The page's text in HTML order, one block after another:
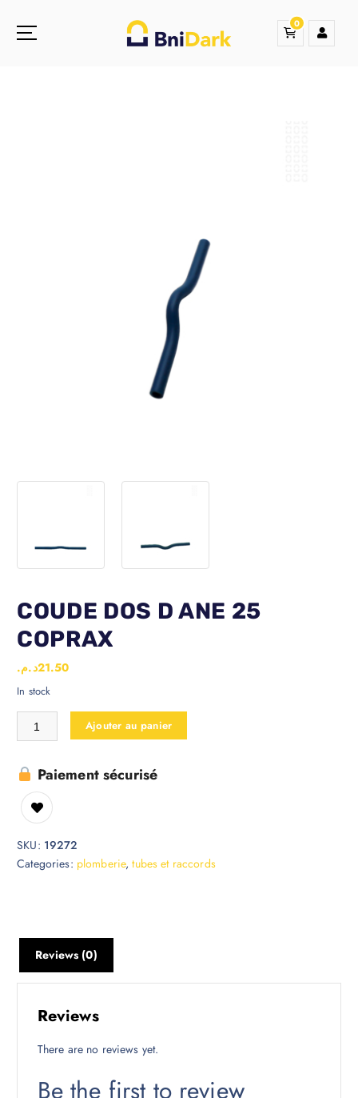
0
COUDE DOS D ANE 25
COPRAX
21.50د.م.
In stock
Ajouter au panier
Paiement sécurisé
SKU: 19272
Categories: plomberie,tubes et raccords
Reviews (0)
Reviews
There are no reviews yet.
Be the first to review